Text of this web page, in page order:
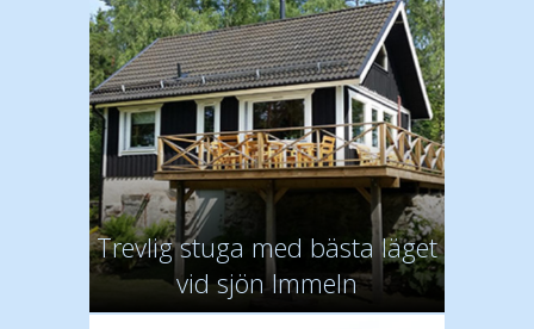
Trevlig stuga med bästa läget
vid sjön Immeln